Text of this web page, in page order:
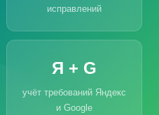
исправлений
Я + G
учёт требований Яндекс
и Google